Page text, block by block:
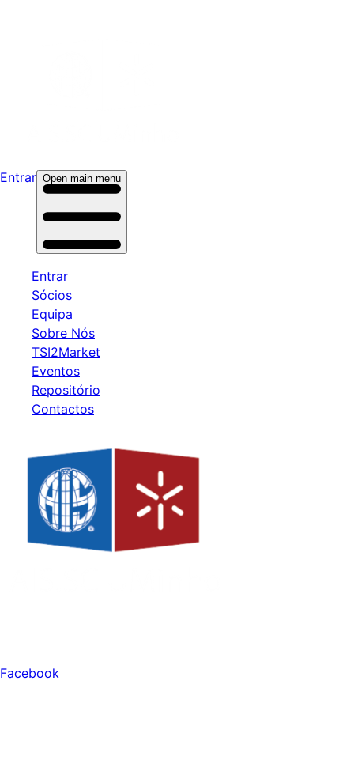
Entrar Open main menu
Entrar
Sócios
Equipa
Sobre Nós
TSI2Market
Eventos
Repositório
Contactos
Facebook